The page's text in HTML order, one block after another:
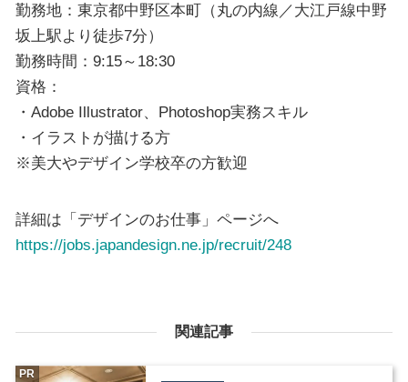
勤務地：東京都中野区本町（丸の内線／大江戸線中野
坂上駅より徒歩7分）
勤務時間：9:15～18:30
資格：
・Adobe Illustrator、Photoshop実務スキル
・イラストが描ける方
※美大やデザイン学校卒の方歓迎
詳細は「デザインのお仕事」ページへ
https://jobs.japandesign.ne.jp/recruit/248
関連記事
PR